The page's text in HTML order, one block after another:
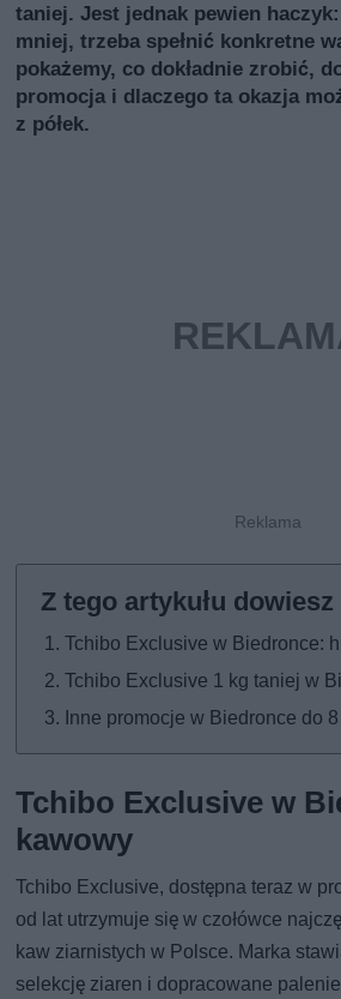
taniej. Jest jednak pewien haczyk:
mniej, trzeba spełnić konkretne
pokażemy, co dokładnie zrobić,
promocja i dlaczego ta okazja
z półek.
Tchibo Exclusive w Biedronce:
Tchibo Exclusive 1 kg taniej w
Inne promocje w Biedronce do
Tchibo Exclusive w
kawowy
Tchibo Exclusive, dostępna teraz w
od lat utrzymuje się w czołówce
kaw ziarnistych w Polsce. Marka
selekcję ziaren i dopracowane